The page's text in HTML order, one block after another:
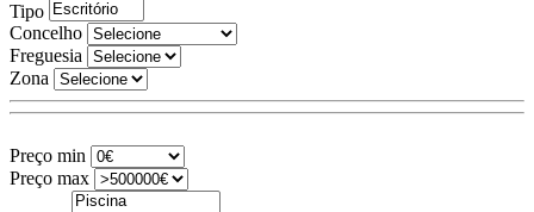
Tipo
Concelho
Freguesia
Zona
Preço min
Preço max